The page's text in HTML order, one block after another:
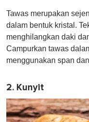
Tawas merupakan
dalam bentuk kristal.
menghilangkan daki
Campurkan tawas
menggunakan span
2. Kunyit